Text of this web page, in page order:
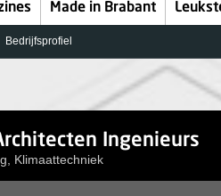
Made in Brabant
Bedrijfsprofiel
Ingenieurs
Klimaattechniek